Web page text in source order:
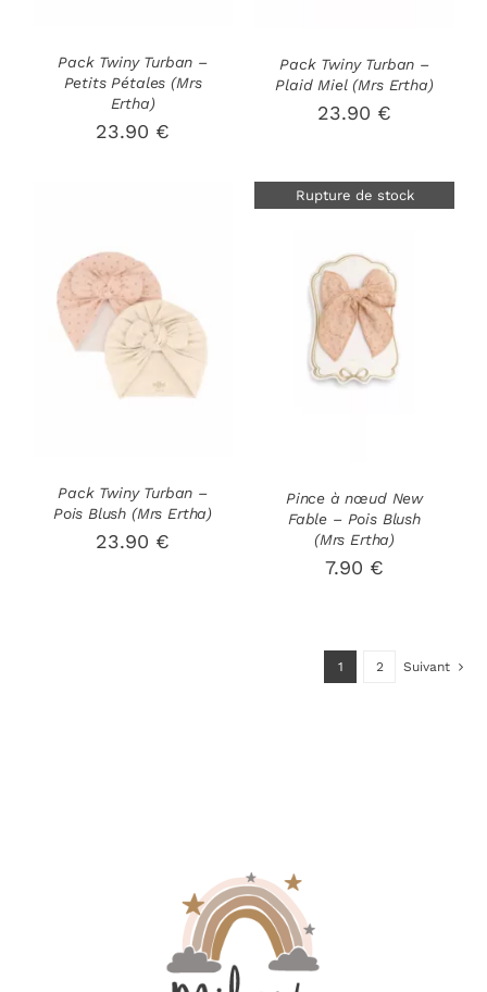
PEUVENT
ÊTRE
CHOISIES
LA
Pack Twiny Turban –
Petits Pétales (Mrs
Ertha)
23.90 €
ÊTRE
CHOISIES
SUR
DU
PRODUIT
Pack Twiny Turban –
Plaid Miel (Mrs Ertha)
23.90 €
CHOIX DES
OPTIONS CE
PRODUIT
A
PLUSIEURS
PEUVENT
ÊTRE
CHOISIES
SUR
/
DÉTAILS
Pack Twiny Turban –
Pois Blush (Mrs Ertha)
23.90 €
Rupture de stock
DÉTAILS
Pince à nœud New
Fable – Pois Blush
(Mrs Ertha)
7.90 €
1 2 Suivant